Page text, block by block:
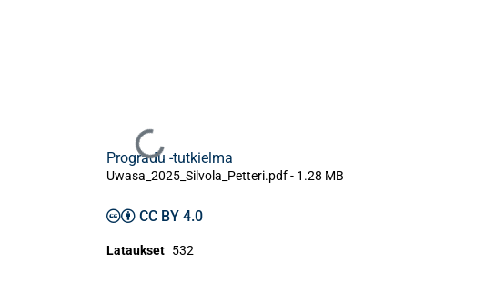
Ladataan...
Progradu -tutkielma
Uwasa_2025_Silvola_Petteri.pdf - 1.28 MB
CC BY 4.0
Lataukset 532